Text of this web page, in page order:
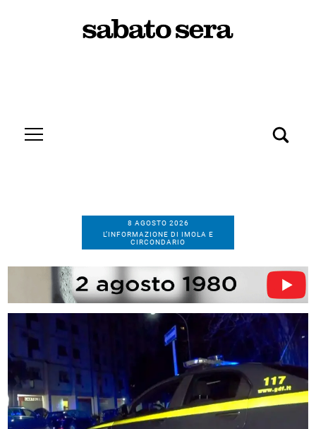
8 AGOSTO 2026
L’INFORMAZIONE DI IMOLA E
CIRCONDARIO